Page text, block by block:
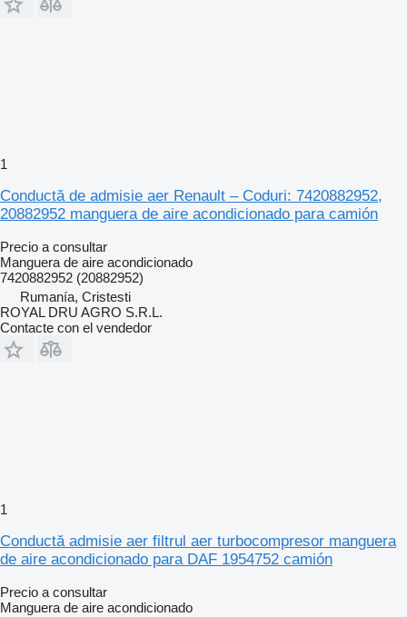
1
Conductă de admisie aer Renault – Coduri: 7420882952,
20882952 manguera de aire acondicionado para camión
Precio a consultar
Manguera de aire acondicionado
7420882952 (20882952)
Rumanía, Cristesti
ROYAL DRU AGRO S.R.L.
Contacte con el vendedor
1
Conductă admisie aer filtrul aer turbocompresor manguera
de aire acondicionado para DAF 1954752 camión
Precio a consultar
Manguera de aire acondicionado